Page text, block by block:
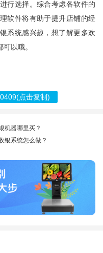
行选择。综合考虑各软件的
软件将有助于提升店铺的经
系统感兴趣，想了解更多欢
以哦。
(点击复制)
机器哪里买？
银系统怎么做？